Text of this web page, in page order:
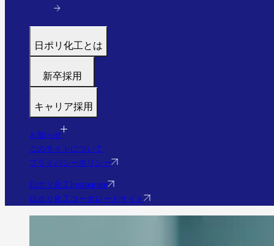
日ポリ化工とは
代表メッセージ
すぐわかる日ポリ化工
会社情報・沿革
事業・実績を見る（実績サイトへ）
新卒採用
福利厚生・研修
採用フロー
Q&A
社員の様子
エントリー
キャリア採用
募集職種
福利厚生・研修
Q&A
お知らせ
このサイトについて
プライバシーポリシー
日ポリ化工Instagram
日ポリ化工コーポレートサイト